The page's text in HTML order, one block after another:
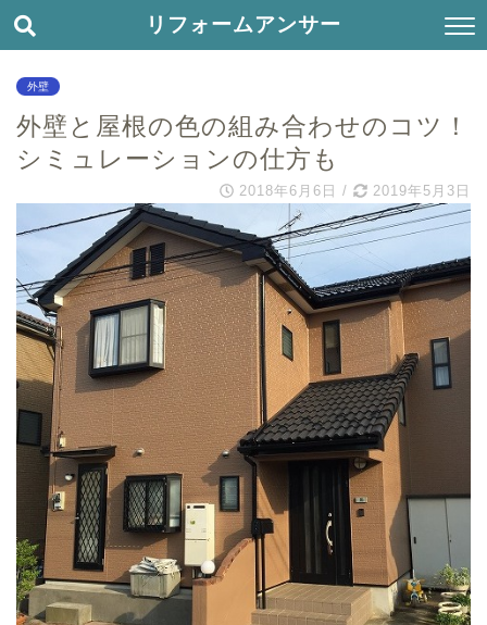
リフォームアンサー
外壁
外壁と屋根の色の組み合わせのコツ！
シミュレーションの仕方も
2018年6月6日 / 2019年5月3日